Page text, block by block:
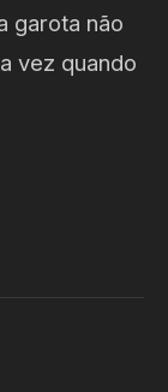
garota não
vez quando